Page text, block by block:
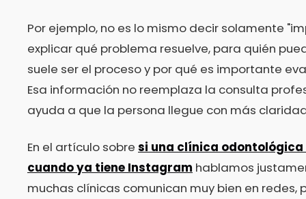
Por ejemplo, no es lo mismo decir solamente
explicar qué problema resuelve, para quién
suele ser el proceso y por qué es importante
Esa información no reemplaza la consulta
ayuda a que la persona llegue con más
En el artículo sobre si una clínica odontológica
cuando ya tiene Instagram hablamos
muchas clínicas comunican muy bien en redes,